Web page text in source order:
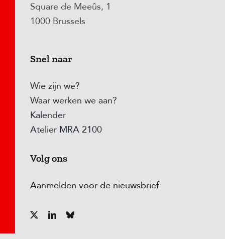
Square de Meeûs, 1
1000 Brussels
Snel naar
Wie zijn we?
Waar werken we aan?
Kalender
Atelier MRA 2100
Volg ons
Aanmelden voor de nieuwsbrief